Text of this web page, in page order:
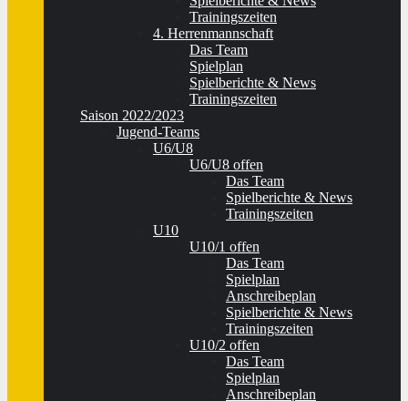
Trainingszeiten
4. Herrenmannschaft
Das Team
Spielplan
Spielberichte & News
Trainingszeiten
Saison 2022/2023
Jugend-Teams
U6/U8
U6/U8 offen
Das Team
Spielberichte & News
Trainingszeiten
U10
U10/1 offen
Das Team
Spielplan
Anschreibeplan
Spielberichte & News
Trainingszeiten
U10/2 offen
Das Team
Spielplan
Anschreibeplan